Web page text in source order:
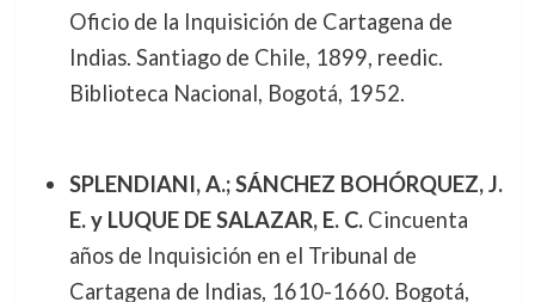
Oficio de la Inquisición de Cartagena de
Indias. Santiago de Chile, 1899, reedic.
Biblioteca Nacional, Bogotá, 1952.
SPLENDIANI, A.; SÁNCHEZ BOHÓRQUEZ, J.
E. y LUQUE DE SALAZAR, E. C.Cincuenta
años de Inquisición en el Tribunal de
Cartagena de Indias, 1610-1660. Bogotá,